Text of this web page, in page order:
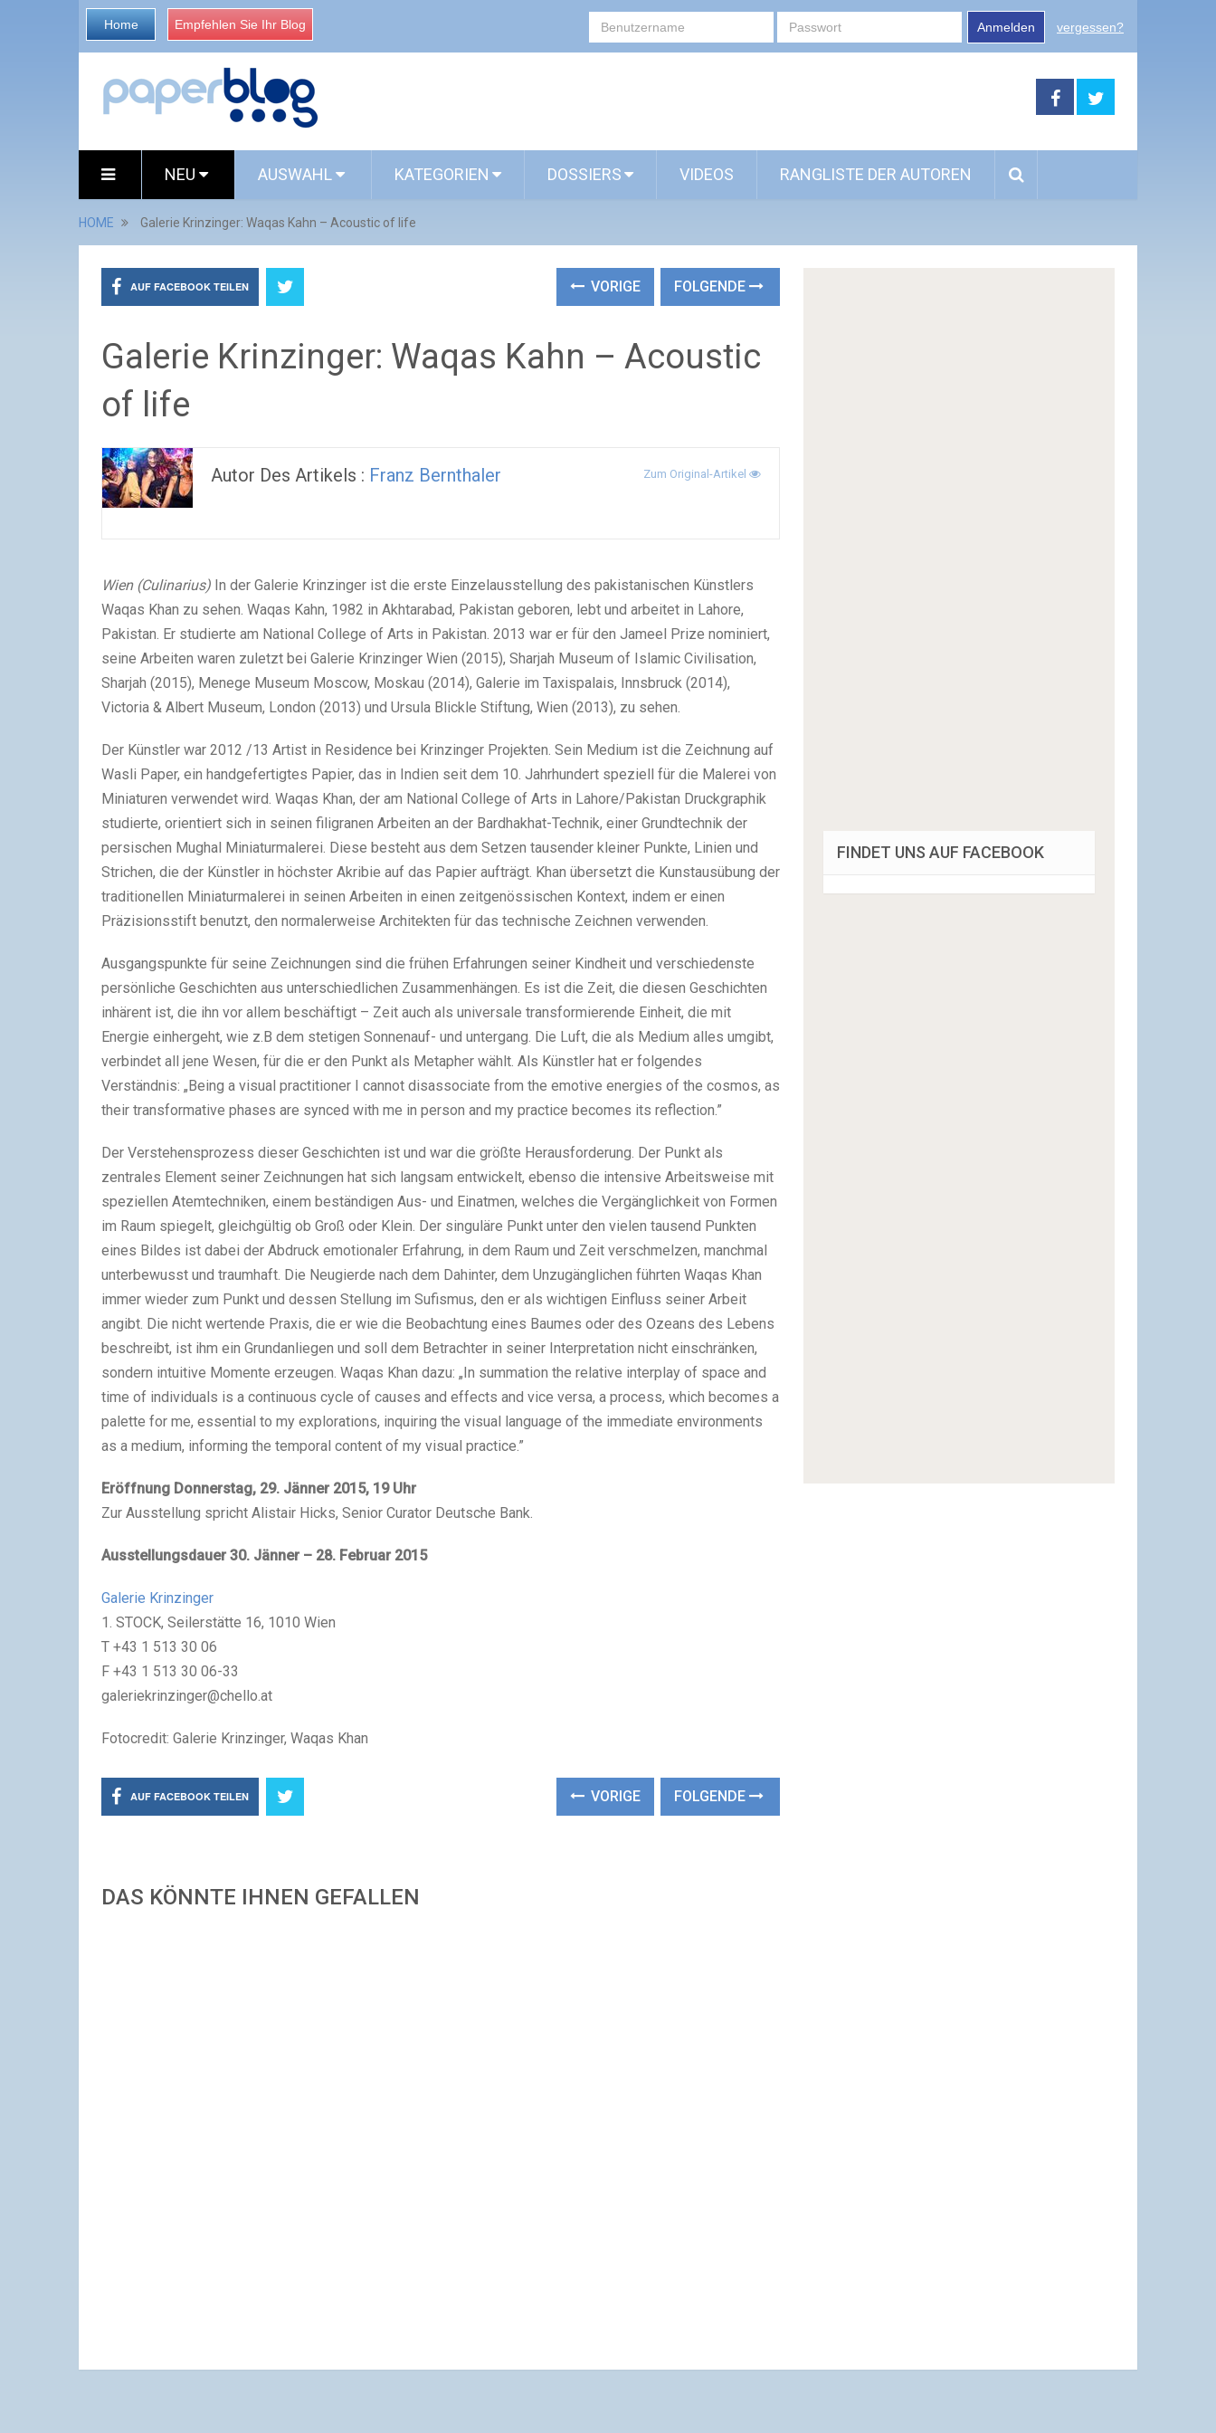
Home Empfehlen Sie Ihr Blog Anmelden vergessen?
NEU AUSWAHL KATEGORIEN DOSSIERS VIDEOS RANGLISTE DER AUTOREN
HOME Galerie Krinzinger: Waqas Kahn – Acoustic of life
AUF FACEBOOK TEILEN VORIGE FOLGENDE
Galerie Krinzinger: Waqas Kahn – Acoustic
of life
Autor Des Artikels : Franz Bernthaler Zum Original-Artikel
Wien (Culinarius) In der Galerie Krinzinger ist die erste Einzelausstellung des pakistanischen Künstlers
Waqas Khan zu sehen. Waqas Kahn, 1982 in Akhtarabad, Pakistan geboren, lebt und arbeitet in Lahore,
Pakistan. Er studierte am National College of Arts in Pakistan. 2013 war er für den Jameel Prize nominiert,
seine Arbeiten waren zuletzt bei Galerie Krinzinger Wien (2015), Sharjah Museum of Islamic Civilisation,
Sharjah (2015), Menege Museum Moscow, Moskau (2014), Galerie im Taxispalais, Innsbruck (2014),
Victoria & Albert Museum, London (2013) und Ursula Blickle Stiftung, Wien (2013), zu sehen.
Der Künstler war 2012 /13 Artist in Residence bei Krinzinger Projekten. Sein Medium ist die Zeichnung auf
Wasli Paper, ein handgefertigtes Papier, das in Indien seit dem 10. Jahrhundert speziell für die Malerei von
Miniaturen verwendet wird. Waqas Khan, der am National College of Arts in Lahore/Pakistan Druckgraphik
studierte, orientiert sich in seinen filigranen Arbeiten an der Bardhakhat-Technik, einer Grundtechnik der
persischen Mughal Miniaturmalerei. Diese besteht aus dem Setzen tausender kleiner Punkte, Linien und
Strichen, die der Künstler in höchster Akribie auf das Papier aufträgt. Khan übersetzt die Kunstausübung der
traditionellen Miniaturmalerei in seinen Arbeiten in einen zeitgenössischen Kontext, indem er einen
Präzisionsstift benutzt, den normalerweise Architekten für das technische Zeichnen verwenden.
Ausgangspunkte für seine Zeichnungen sind die frühen Erfahrungen seiner Kindheit und verschiedenste
persönliche Geschichten aus unterschiedlichen Zusammenhängen. Es ist die Zeit, die diesen Geschichten
inhärent ist, die ihn vor allem beschäftigt – Zeit auch als universale transformierende Einheit, die mit
Energie einhergeht, wie z.B dem stetigen Sonnenauf- und untergang. Die Luft, die als Medium alles umgibt,
verbindet all jene Wesen, für die er den Punkt als Metapher wählt. Als Künstler hat er folgendes
Verständnis: „Being a visual practitioner I cannot disassociate from the emotive energies of the cosmos, as
their transformative phases are synced with me in person and my practice becomes its reflection.”
Der Verstehensprozess dieser Geschichten ist und war die größte Herausforderung. Der Punkt als
zentrales Element seiner Zeichnungen hat sich langsam entwickelt, ebenso die intensive Arbeitsweise mit
speziellen Atemtechniken, einem beständigen Aus- und Einatmen, welches die Vergänglichkeit von Formen
im Raum spiegelt, gleichgültig ob Groß oder Klein. Der singuläre Punkt unter den vielen tausend Punkten
eines Bildes ist dabei der Abdruck emotionaler Erfahrung, in dem Raum und Zeit verschmelzen, manchmal
unterbewusst und traumhaft. Die Neugierde nach dem Dahinter, dem Unzugänglichen führten Waqas Khan
immer wieder zum Punkt und dessen Stellung im Sufismus, den er als wichtigen Einfluss seiner Arbeit
angibt. Die nicht wertende Praxis, die er wie die Beobachtung eines Baumes oder des Ozeans des Lebens
beschreibt, ist ihm ein Grundanliegen und soll dem Betrachter in seiner Interpretation nicht einschränken,
sondern intuitive Momente erzeugen. Waqas Khan dazu: „In summation the relative interplay of space and
time of individuals is a continuous cycle of causes and effects and vice versa, a process, which becomes a
palette for me, essential to my explorations, inquiring the visual language of the immediate environments
as a medium, informing the temporal content of my visual practice.”
Eröffnung Donnerstag, 29. Jänner 2015, 19 Uhr
Zur Ausstellung spricht Alistair Hicks, Senior Curator Deutsche Bank.
Ausstellungsdauer 30. Jänner – 28. Februar 2015
Galerie Krinzinger
1. STOCK, Seilerstätte 16, 1010 Wien
T +43 1 513 30 06
F +43 1 513 30 06-33
galeriekrinzinger@chello.at
Fotocredit: Galerie Krinzinger, Waqas Khan
AUF FACEBOOK TEILEN VORIGE FOLGENDE
DAS KÖNNTE IHNEN GEFALLEN
FINDET UNS AUF FACEBOOK